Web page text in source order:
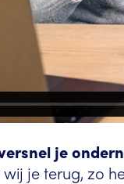
je
je terug, zo